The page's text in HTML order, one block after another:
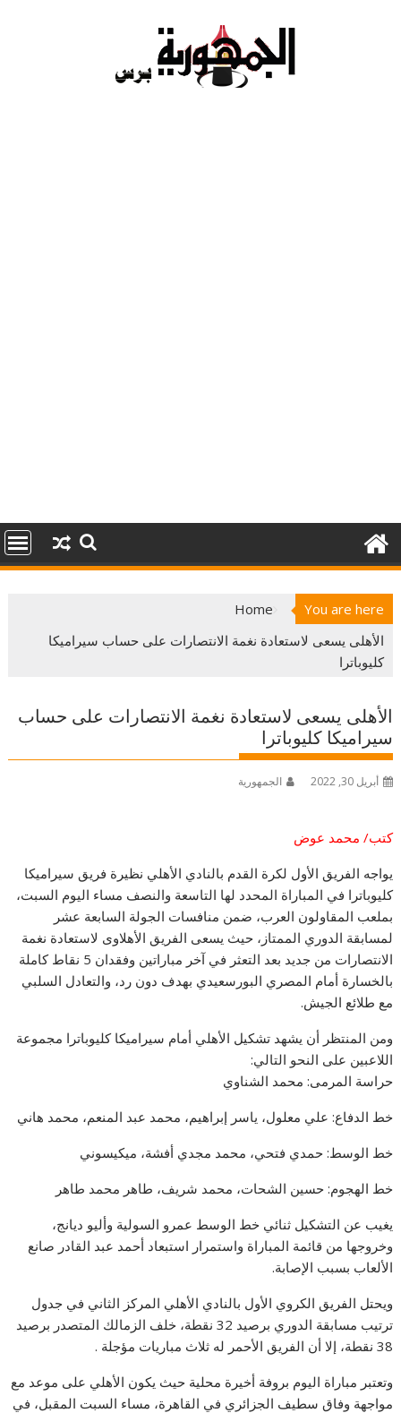
You are here
Home
الأهلى يسعى لاستعادة نغمة الانتصارات على حساب سيراميكا
كليوباترا
الأهلى يسعى لاستعادة نغمة الانتصارات على حساب
سيراميكا كليوباترا
أبريل 30, 2022 الجمهورية
كتب/ محمد عوض
يواجه الفريق الأول لكرة القدم بالنادي الأهلي نظيرة فريق سيراميكا
كليوباترا في المباراة المحدد لها التاسعة والنصف مساء اليوم السبت،
بملعب المقاولون العرب، ضمن منافسات الجولة السابعة عشر
لمسابقة الدوري الممتاز، حيث يسعى الفريق الأهلاوى لاستعادة نغمة
الانتصارات من جديد بعد التعثر في آخر مباراتين وفقدان 5 نقاط كاملة
بالخسارة أمام المصري البورسعيدي بهدف دون رد، والتعادل السلبي
مع طلائع الجيش.
ومن المنتظر أن يشهد تشكيل الأهلي أمام سيراميكا كليوباترا مجموعة
اللاعبين على النحو التالي:
حراسة المرمى: محمد الشناوي
خط الدفاع: علي معلول، ياسر إبراهيم، محمد عبد المنعم، محمد هاني
خط الوسط: حمدي فتحي، محمد مجدي أفشة، ميكيسوني
خط الهجوم: حسين الشحات، محمد شريف، طاهر محمد طاهر
يغيب عن التشكيل ثنائي خط الوسط عمرو السولية وأليو ديانج،
وخروجها من قائمة المباراة واستمرار استبعاد أحمد عبد القادر صانع
الألعاب بسبب الإصابة.
ويحتل الفريق الكروي الأول بالنادي الأهلي المركز الثاني في جدول
ترتيب مسابقة الدوري برصيد 32 نقطة، خلف الزمالك المتصدر برصيد
38 نقطة، إلا أن الفريق الأحمر له ثلاث مباريات مؤجلة .
وتعتبر مباراة اليوم بروفة أخيرة محلية حيث يكون الأهلي على موعد مع
مواجهة وفاق سطيف الجزائري في القاهرة، مساء السبت المقبل، في